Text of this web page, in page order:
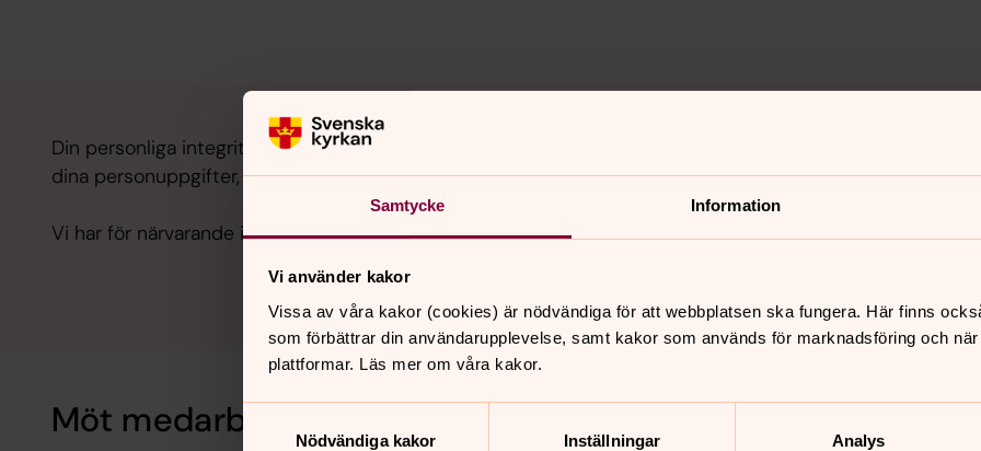
Samtycke Information
Vi använder kakor
Vissa av våra kakor (cookies) är nödvändiga för att webbplatsen ska fungera. Här finns
som förbättrar din användarupplevelse, samt kakor som används för marknadsföring och
plattformar. Läs mer om våra kakor.
Samtyckesval
Nödvändiga kakor
Inställningar Analys
Din personliga integritet är viktig för oss och därför vill vi informera om hur vi behandlar
dina personuppgifter, läs mer påGDPR - jobbansökan
Vi har för närvarande inga lediga tjänster.
Möt medarbetarna i Farsta församling